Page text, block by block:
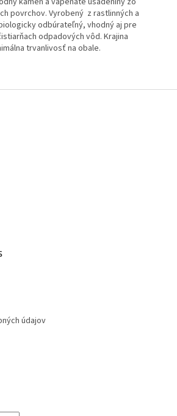
povrchov. Vyrobený z rastlinných a
odbúrateľný, vhodný aj pre
odpadových vôd. Krajina
trvanlivosť na obale.
údajov